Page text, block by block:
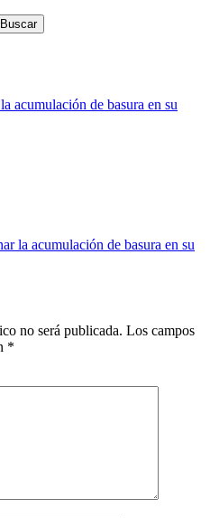
acumulación de basura en su
la acumulación de basura en su
no será publicada. Los campos
*